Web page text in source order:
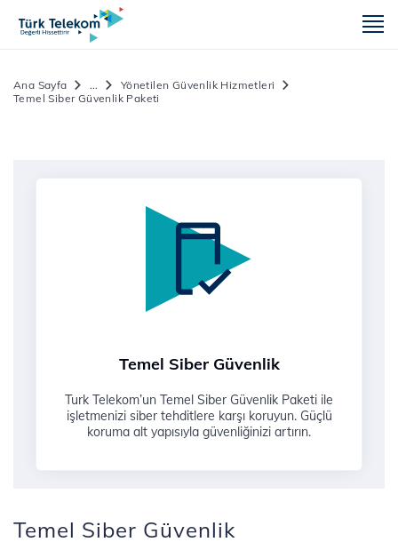
Ana Sayfa ...
Yönetilen Güvenlik Hizmetleri
Temel Siber Güvenlik Paketi
Temel Siber Güvenlik
Turk Telekom’un Temel Siber Güvenlik Paketi ile
işletmenizi siber tehditlere karşı koruyun. Güçlü
koruma alt yapısıyla güvenliğinizi artırın.
Temel Siber Güvenlik